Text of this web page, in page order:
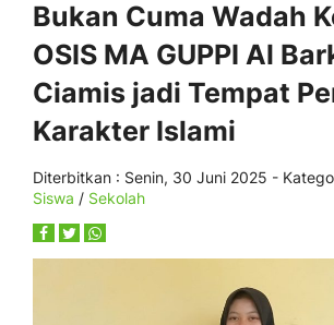
Bukan Cuma Wadah
OSIS MA GUPPI Al
Ciamis jadi Tempat
Karakter Islami
Diterbitkan : Senin, 30 Juni 2025 -
Siswa / Sekolah